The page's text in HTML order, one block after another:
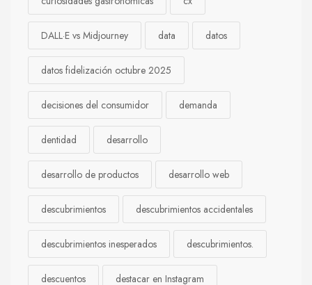
DALL·E vs Midjourney data datos
datos fidelización octubre 2025
decisiones del consumidor demanda
dentidad desarrollo
desarrollo de productos desarrollo web
descubrimientos descubrimientos accidentales
descubrimientos inesperados descubrimientos.
descuentos destacar en Instagram